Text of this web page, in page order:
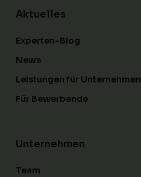
Aktuelles
Experten-Blog
News
Leistungen für Unternehmen
Für Bewerbende
Unternehmen
Team